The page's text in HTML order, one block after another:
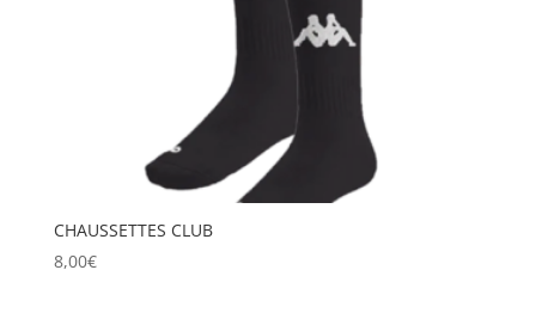
CHAUSSETTES CLUB
8,00€